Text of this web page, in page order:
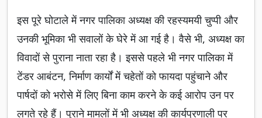
इस पूरे घोटाले में नगर पालिका अध्यक्ष की रहस्यमयी चुप्पी और
उनकी भूमिका भी सवालों के घेरे में आ गई है। वैसे भी, अध्यक्ष का
विवादों से पुराना नाता रहा है। इससे पहले भी नगर पालिका में
टेंडर आबंटन, निर्माण कार्यों में चहेतों को फायदा पहुंचाने और
पार्षदों को भरोसे में लिए बिना काम करने के कई आरोप उन पर
लगते रहे हैं। पुराने मामलों में भी अध्यक्ष की कार्यप्रणाली पर